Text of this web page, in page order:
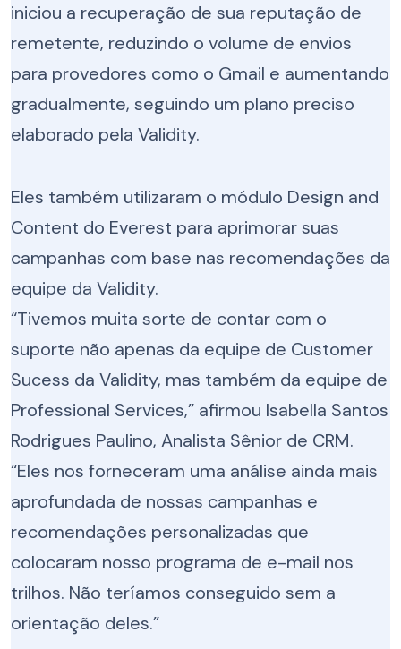
iniciou a recuperação de sua reputação de
remetente, reduzindo o volume de envios
para provedores como o Gmail e aumentando
gradualmente, seguindo um plano preciso
elaborado pela Validity.
Eles também utilizaram o módulo Design and
Content do Everest para aprimorar suas
campanhas com base nas recomendações da
equipe da Validity.
“Tivemos muita sorte de contar com o
suporte não apenas da equipe de Customer
Sucess da Validity, mas também da equipe de
Professional Services,” afirmou Isabella Santos
Rodrigues Paulino, Analista Sênior de CRM.
“Eles nos forneceram uma análise ainda mais
aprofundada de nossas campanhas e
recomendações personalizadas que
colocaram nosso programa de e-mail nos
trilhos. Não teríamos conseguido sem a
orientação deles.”